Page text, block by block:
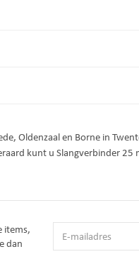
Oldenzaal en Borne in
kunt u Slangverbinder
items,
dan